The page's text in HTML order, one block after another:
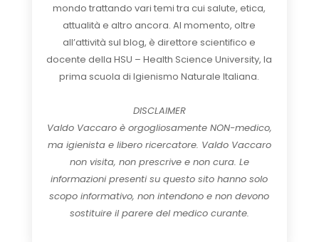
mondo trattando vari temi tra cui salute, etica,
attualità e altro ancora. Al momento, oltre
all’attività sul blog, è direttore scientifico e
docente della HSU – Health Science University, la
prima scuola di Igienismo Naturale Italiana.
DISCLAIMER
Valdo Vaccaro è orgogliosamente NON-medico,
ma igienista e libero ricercatore. Valdo Vaccaro
non visita, non prescrive e non cura. Le
informazioni presenti su questo sito hanno solo
scopo informativo, non intendono e non devono
sostituire il parere del medico curante.